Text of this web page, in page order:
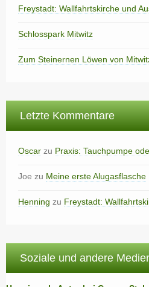
Freystadt: Wallfahrtskirche und
Schlosspark Mitwitz
Zum Steinernen Löwen von
Letzte Kommentare
Oscar zu Praxis: Tauchpumpe
Joe zu Meine erste Alugasflasche
Henning zu Freystadt:
Soziale und andere